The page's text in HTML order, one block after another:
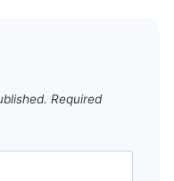
Required